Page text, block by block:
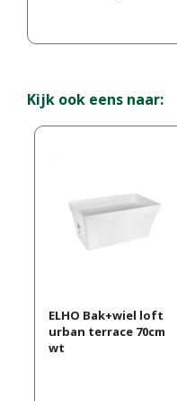
Kijk ook eens naar:
ELHO Bak+wiel loft
urban terrace 70cm
wt